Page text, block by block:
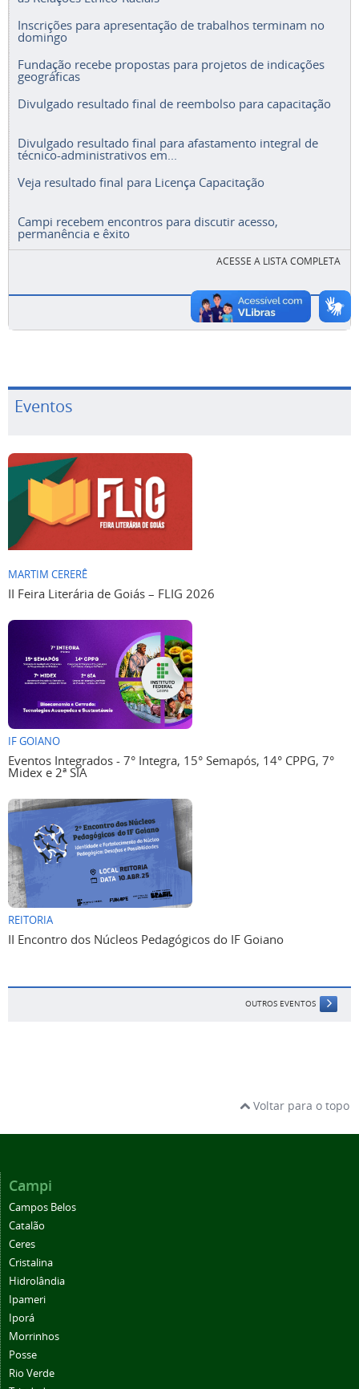
Inscrições para apresentação de trabalhos terminam no
domingo
Fundação recebe propostas para projetos de indicações
geográficas
Divulgado resultado final de reembolso para capacitação
Divulgado resultado final para afastamento integral de
técnico-administrativos em...
Veja resultado final para Licença Capacitação
Campi recebem encontros para discutir acesso,
permanência e êxito
ACESSE A LISTA COMPLETA
Eventos
MARTIM CERERÊ
II Feira Literária de Goiás – FLIG 2026
IF GOIANO
Eventos Integrados - 7° Integra, 15° Semapós, 14° CPPG, 7°
Midex e 2ª SIA
REITORIA
II Encontro dos Núcleos Pedagógicos do IF Goiano
OUTROS EVENTOS
Voltar para o topo
Campi
Campos Belos
Catalão
Ceres
Cristalina
Hidrolândia
Ipameri
Iporá
Morrinhos
Posse
Rio Verde